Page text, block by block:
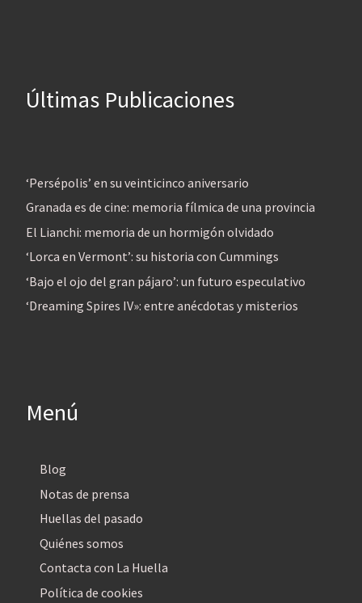
Últimas Publicaciones
‘Persépolis’ en su veinticinco aniversario
Granada es de cine: memoria fílmica de una provincia
El Lianchi: memoria de un hormigón olvidado
‘Lorca en Vermont’: su historia con Cummings
‘Bajo el ojo del gran pájaro’: un futuro especulativo
‘Dreaming Spires IV»: entre anécdotas y misterios
Menú
Blog
Notas de prensa
Huellas del pasado
Quiénes somos
Contacta con La Huella
Política de cookies